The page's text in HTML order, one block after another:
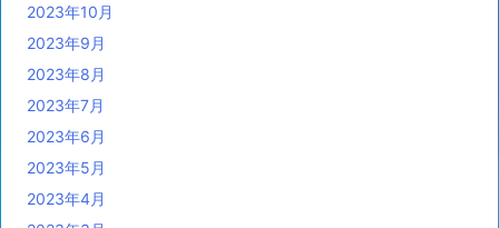
2023年10月
2023年9月
2023年8月
2023年7月
2023年6月
2023年5月
2023年4月